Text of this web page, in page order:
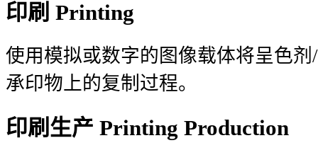
印刷 Printing
使用模拟或数字的图像载体将呈色
承印物上的复制过程。
印刷生产 Printing Production